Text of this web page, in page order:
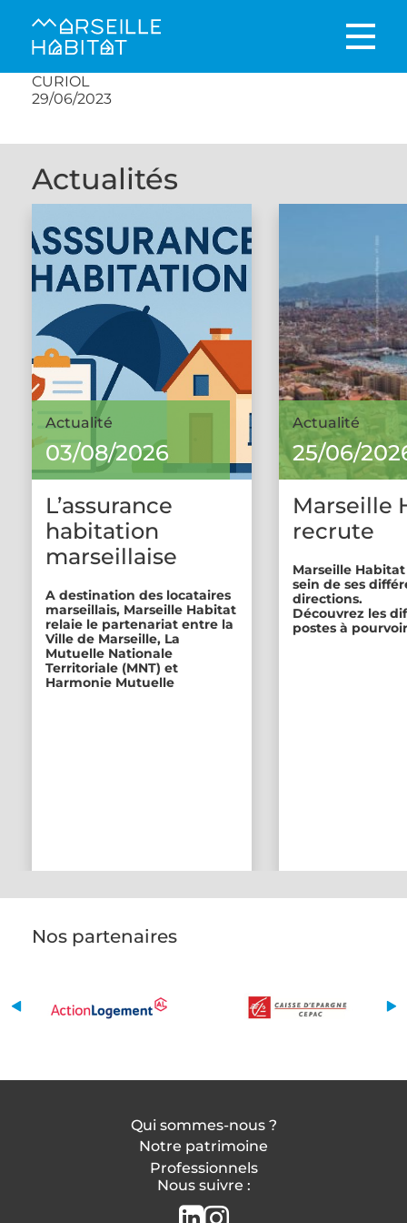
CURIOL
29/06/2023
Actualités
Actualité
03/08/2026
L’assurance
habitation
marseillaise
A destination des locataires
marseillais, Marseille Habitat
relaie le partenariat entre la
Ville de Marseille, La
Mutuelle Nationale
Territoriale (MNT) et
Harmonie Mutuelle
Actualité
25/06/
Marseille
recrute
Marseille
sein de ses
directions.
Découvrez les
postes à
Nos partenaires
Qui sommes-nous ?
Notre patrimoine
Professionnels
Nous suivre :